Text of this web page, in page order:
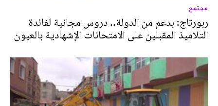
مجتمع
ربورتاج: بدعم من الدولة.. دروس مجانية لفائدة
التلاميذ المقبلين على الامتحانات الإشهادية بالعيون